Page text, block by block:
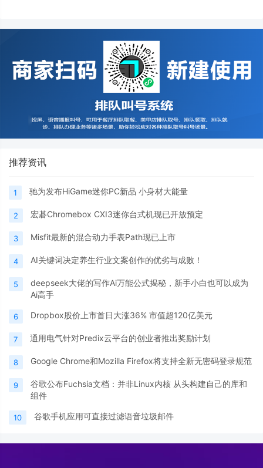
推荐资讯
1 驰为发布HiGame迷你PC新品 小身材大能量
2 宏碁Chromebox CXI3迷你台式机现已开放预定
3 Misfit最新的混合动力手表Path现已上市
4 AI关键词决定养生行业文案创作的优劣与成败！
5
deepseek大佬的写作Ai万能公式揭秘，新手小白也可以成为
Ai高手
6 Dropbox股价上市首日大涨36% 市值超120亿美元
7 通用电气针对Predix云平台的创业者推出奖励计划
8 Google Chrome和Mozilla Firefox将支持全新无密码登录规范
9
谷歌公布Fuchsia文档：并非Linux内核 从头构建自己的库和
组件
10 谷歌手机应用可直接过滤语音垃圾邮件